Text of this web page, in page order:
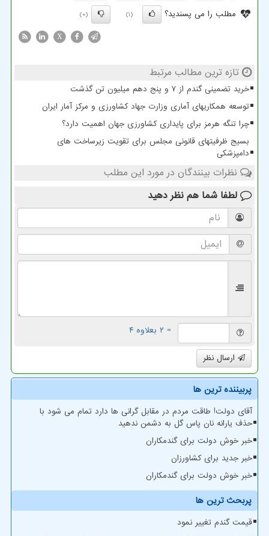
مطلب را می پسندید؟
(1)
(0)
X
تازه ترین مطالب مرتبط
خرید تضمینی گندم از ۷ و پنج دهم میلیون تن گذشت
توسعه همکاریهای آماری وزارت جهاد کشاورزی و مرکز آمار ایران
چرا تنگه هرمز برای پایداری کشاورزی جهان اهمیت دارد؟
بسیج ظرفیتهای قانونی مجلس برای تقویت زیرساخت های
دامپزشکی
نظرات بینندگان در مورد این مطلب
لطفا شما هم نظر دهید
= ۲ بعلاوه ۴
ارسال نظر
پربیننده ترین ها
آقای دولت! طاقت مردم در مقابل گرانی ها دارد تمام می شود با
حذف یارانه نان پاس گل به دشمن ندهید
خبر خوش دولت برای گندمکاران
خبر جدید برای کشاورزان
خبر خوش دولت برای گندمکاران
پربحث ترین ها
قیمت گندم تغییر نمود